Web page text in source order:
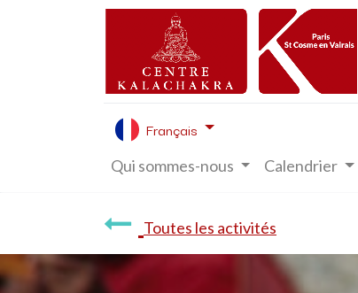
Français
Qui sommes-nous Calendrier
Toutes les activités